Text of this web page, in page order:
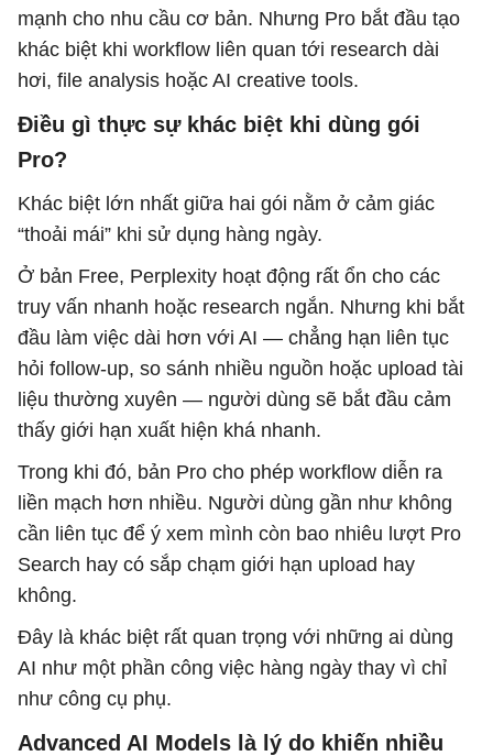
mạnh cho nhu cầu cơ bản. Nhưng Pro bắt đầu tạo
khác biệt khi workflow liên quan tới research dài
hơi, file analysis hoặc AI creative tools.
Điều gì thực sự khác biệt khi dùng gói
Pro?
Khác biệt lớn nhất giữa hai gói nằm ở cảm giác
“thoải mái” khi sử dụng hàng ngày.
Ở bản Free, Perplexity hoạt động rất ổn cho các
truy vấn nhanh hoặc research ngắn. Nhưng khi bắt
đầu làm việc dài hơn với AI — chẳng hạn liên tục
hỏi follow-up, so sánh nhiều nguồn hoặc upload tài
liệu thường xuyên — người dùng sẽ bắt đầu cảm
thấy giới hạn xuất hiện khá nhanh.
Trong khi đó, bản Pro cho phép workflow diễn ra
liền mạch hơn nhiều. Người dùng gần như không
cần liên tục để ý xem mình còn bao nhiêu lượt Pro
Search hay có sắp chạm giới hạn upload hay
không.
Đây là khác biệt rất quan trọng với những ai dùng
AI như một phần công việc hàng ngày thay vì chỉ
như công cụ phụ.
Advanced AI Models là lý do khiến nhiều